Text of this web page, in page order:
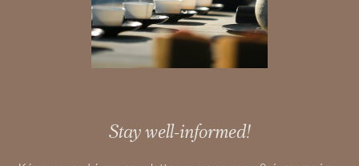
Stay well-informed!